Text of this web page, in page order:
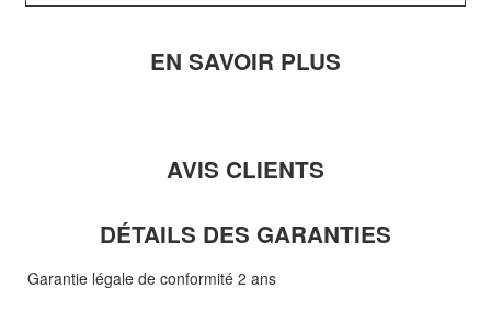
EN SAVOIR PLUS
AVIS CLIENTS
DÉTAILS DES GARANTIES
Garantie légale de conformité 2 ans